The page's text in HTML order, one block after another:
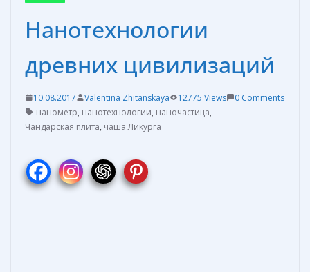
Нанотехнологии
древних цивилизаций
10.08.2017 Valentina Zhitanskaya 12775 Views
0 Comments
нанометр, нанотехнологии, наночастица,
Чандарская плита, чаша Ликурга